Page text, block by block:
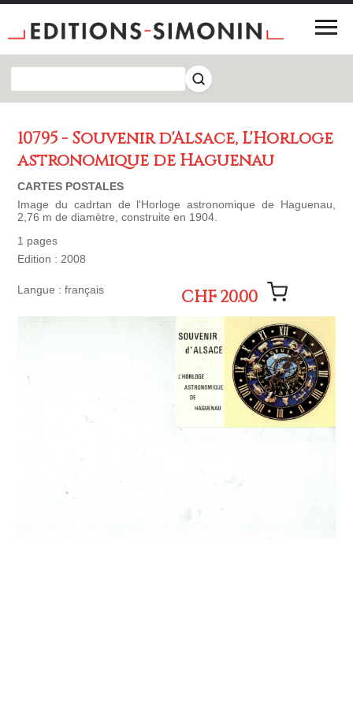
10795 - Souvenir d'Alsace, L'Horloge
astronomique de Haguenau
CARTES POSTALES
Image du cadrtan de l'Horloge astronomique de Haguenau,
2,76 m de diamètre, construite en 1904.
1 pages
Edition : 2008
Langue : français CHF 20.00